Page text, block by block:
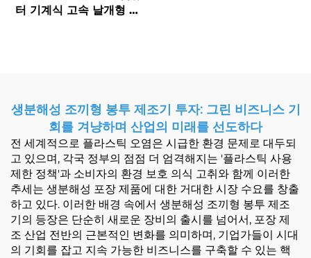
터 기계식 고속 날개형 종
생분해성 조끼형 봉투 제조기 투자: 그린 비즈니스 기
회를 겨냥하며 산업의 미래를 선도하다
전 세계적으로 플라스틱 오염은 시급한 환경 문제로 대두되
고 있으며, 각국 정부의 점점 더 엄격해지는 '플라스틱 사용
제한 정책'과 소비자의 환경 보호 의식 고취와 함께 이러한
추세는 생분해성 포장 제품에 대한 거대한 시장 수요를 창출
하고 있다. 이러한 배경 속에서 생분해성 조끼형 봉투 제조
기의 등장은 단순히 새로운 장비의 출시를 넘어서, 포장 제
조 산업 전반의 근본적인 변화를 의미하며, 기업가들이 시대
의 기회를 잡고 지속 가능한 비즈니스를 구축할 수 있는 핵